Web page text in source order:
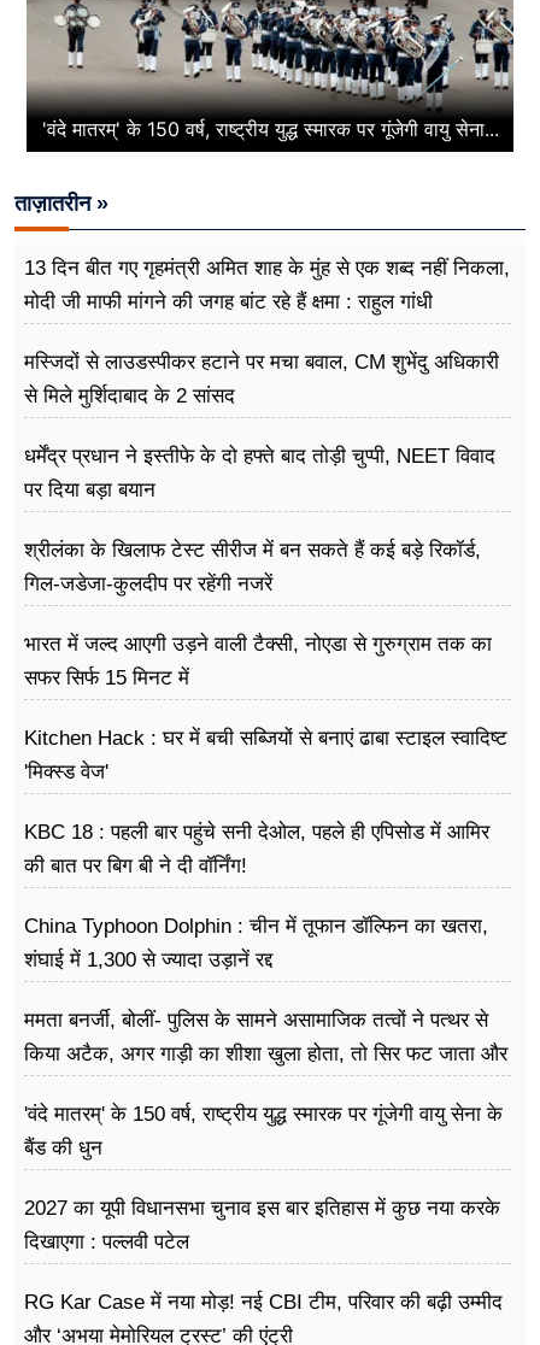
'वंदे मातरम्' के 150 वर्ष, राष्ट्रीय युद्ध स्मारक पर गूंजेगी वायु सेना...
ताज़ातरीन »
13 दिन बीत गए गृहमंत्री अमित शाह के मुंह से एक शब्द नहीं निकला,
मोदी जी माफी मांगने की जगह बांट रहे हैं क्षमा : राहुल गांधी
मस्जिदों से लाउडस्पीकर हटाने पर मचा बवाल, CM शुभेंदु अधिकारी
से मिले मुर्शिदाबाद के 2 सांसद
धर्मेंद्र प्रधान ने इस्तीफे के दो हफ्ते बाद तोड़ी चुप्पी, NEET विवाद
पर दिया बड़ा बयान
श्रीलंका के खिलाफ टेस्ट सीरीज में बन सकते हैं कई बड़े रिकॉर्ड,
गिल-जडेजा-कुलदीप पर रहेंगी नजरें
भारत में जल्द आएगी उड़ने वाली टैक्सी, नोएडा से गुरुग्राम तक का
सफर सिर्फ 15 मिनट में
Kitchen Hack : घर में बची सब्जियों से बनाएं ढाबा स्टाइल स्वादिष्ट
'मिक्स्ड वेज'
KBC 18 : पहली बार पहुंचे सनी देओल, पहले ही एपिसोड में आमिर
की बात पर बिग बी ने दी वॉर्निंग!
China Typhoon Dolphin : चीन में तूफान डॉल्फिन का खतरा,
शंघाई में 1,300 से ज्यादा उड़ानें रद्द
ममता बनर्जी, बोलीं- पुलिस के सामने असामाजिक तत्वों ने पत्थर से
किया अटैक, अगर गाड़ी का शीशा खुला होता, तो सिर फट जाता और
'वंदे मातरम्' के 150 वर्ष, राष्ट्रीय युद्ध स्मारक पर गूंजेगी वायु सेना के
बैंड की धुन
2027 का यूपी विधानसभा चुनाव इस बार इतिहास में कुछ नया करके
दिखाएगा : पल्लवी पटेल
RG Kar Case में नया मोड़! नई CBI टीम, परिवार की बढ़ी उम्मीद
और ‘अभया मेमोरियल ट्रस्ट’ की एंट्री